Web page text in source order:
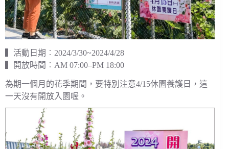
▍活動日期︰2024/3/30~2024/4/28
▍開放時間︰AM 07:00–PM 18:00
為期一個月的花季期間，要特別注意4/15休園養護日，這
一天沒有開放入園喔。